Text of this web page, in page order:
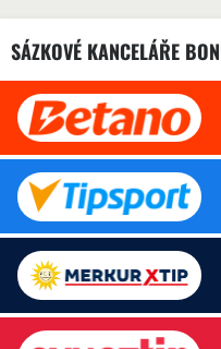
SÁZKOVÉ KANCELÁŘE